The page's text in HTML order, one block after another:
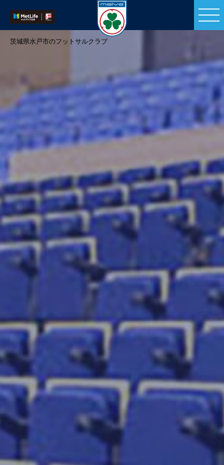
茨城県水戸市のフットサルクラブ